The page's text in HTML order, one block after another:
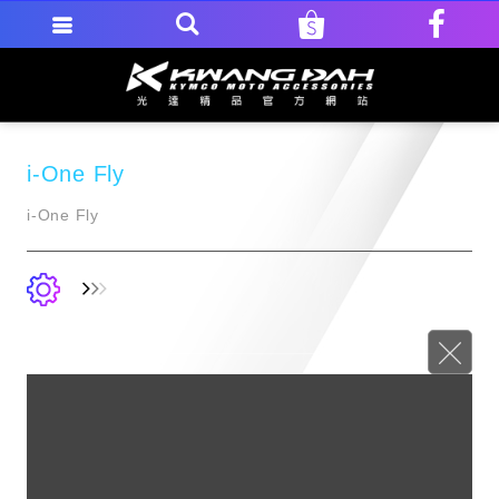
i-One Fly
i-One Fly